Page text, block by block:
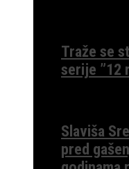
Traže se
serije ”12
Slaviša
pred